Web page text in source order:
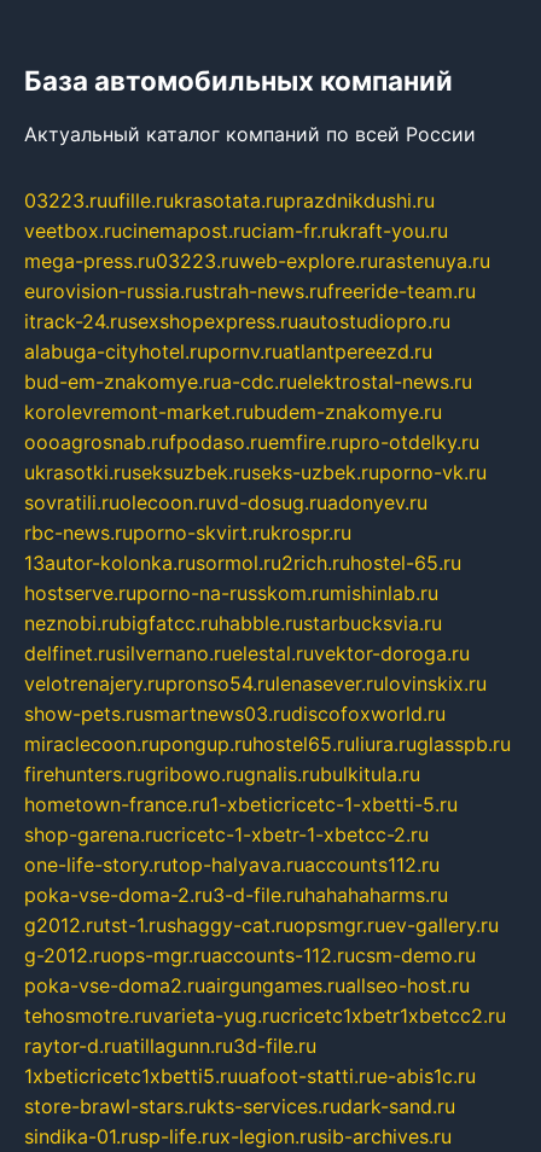
База автомобильных компаний
Актуальный каталог компаний по всей России
03223.ruufille.rukrasotata.ruprazdnikdushi.ru
veetbox.rucinemapost.ruciam-fr.rukraft-you.ru
mega-press.ru03223.ruweb-explore.rurastenuya.ru
eurovision-russia.rustrah-news.rufreeride-team.ru
itrack-24.rusexshopexpress.ruautostudiopro.ru
alabuga-cityhotel.rupornv.ruatlantpereezd.ru
bud-em-znakomye.rua-cdc.ruelektrostal-news.ru
korolevremont-market.rubudem-znakomye.ru
oooagrosnab.rufpodaso.ruemfire.rupro-otdelky.ru
ukrasotki.ruseksuzbek.ruseks-uzbek.ruporno-vk.ru
sovratili.ruolecoon.ruvd-dosug.ruadonyev.ru
rbc-news.ruporno-skvirt.rukrospr.ru
13autor-kolonka.rusormol.ru2rich.ruhostel-65.ru
hostserve.ruporno-na-russkom.rumishinlab.ru
neznobi.rubigfatcc.ruhabble.rustarbucksvia.ru
delfinet.rusilvernano.ruelestal.ruvektor-doroga.ru
velotrenajery.rupronso54.rulenasever.rulovinskix.ru
show-pets.rusmartnews03.rudiscofoxworld.ru
miraclecoon.rupongup.ruhostel65.ruliura.ruglasspb.ru
firehunters.rugribowo.rugnalis.rubulkitula.ru
hometown-france.ru1-xbeticricetc-1-xbetti-5.ru
shop-garena.rucricetc-1-xbetr-1-xbetcc-2.ru
one-life-story.rutop-halyava.ruaccounts112.ru
poka-vse-doma-2.ru3-d-file.ruhahahaharms.ru
g2012.rutst-1.rushaggy-cat.ruopsmgr.ruev-gallery.ru
g-2012.ruops-mgr.ruaccounts-112.rucsm-demo.ru
poka-vse-doma2.ruairgungames.ruallseo-host.ru
tehosmotre.ruvarieta-yug.rucricetc1xbetr1xbetcc2.ru
raytor-d.ruatillagunn.ru3d-file.ru
1xbeticricetc1xbetti5.ruuafoot-statti.rue-abis1c.ru
store-brawl-stars.rukts-services.rudark-sand.ru
sindika-01.rusp-life.rux-legion.rusib-archives.ru